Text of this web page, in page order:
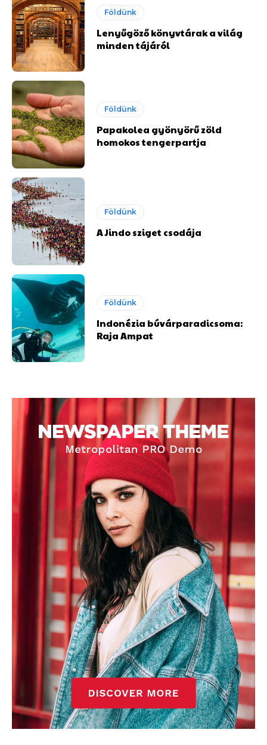
Földünk
Lenyűgöző könyvtárak a világ
minden tájáról
Földünk
Papakolea gyönyörű zöld
homokos tengerpartja
Földünk
A Jindo sziget csodája
Földünk
Indonézia búvárparadicsoma:
Raja Ampat